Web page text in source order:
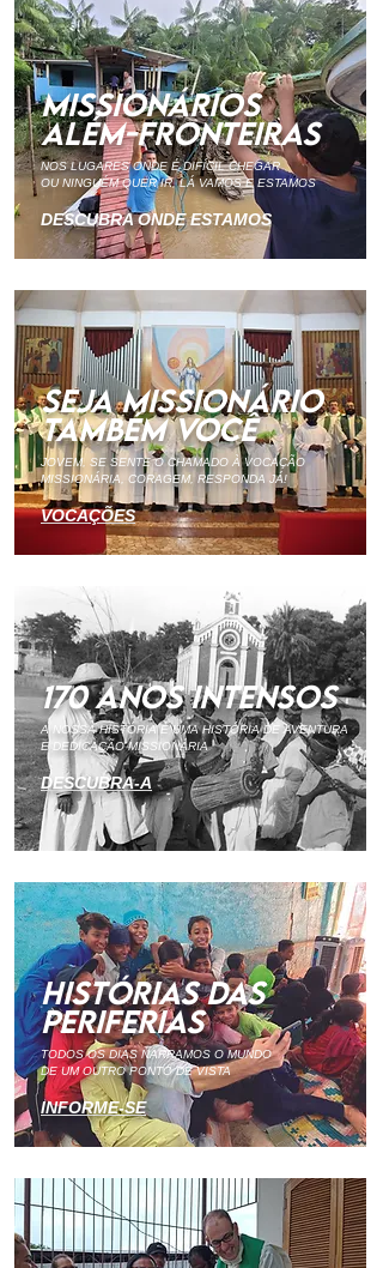
MISSIONÁRIOS
ALÉM-FRONTEIRAS
NOS LUGARES ONDE É DIFÍCIL CHEGAR
OU NINGUÉM QUER IR, LÁ VAMOS E ESTAMOS
DESCUBRA ONDE ESTAMOS
SEJA MISSIONÁRIO
TAMBÉM VOCÊ
JOVEM, SE SENTE O CHAMADO À VOCAÇÃO
MISSIONÁRIA, CORAGEM, RESPONDA JÁ!
VOCAÇÕES
170 ANOS INTENSOS
A NOSSA HISTÓRIA É UMA HISTÓRIA DE AVENTURA
E DEDICAÇÃO MISSIONÁRIA
DESCUBRA-A
HISTÓRIAS DAS
PERIFERIAS
TODOS OS DIAS NARRAMOS O MUNDO
DE UM OUTRO PONTO DE VISTA
INFORME-SE